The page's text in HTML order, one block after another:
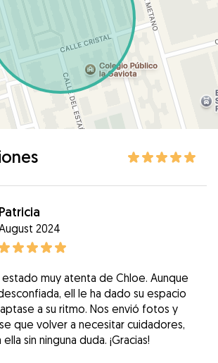
Patricia
2024
estado muy atenta de Chloe. Aunque
ell le ha dado su espacio
a su ritmo. Nos envió fotos y
que volver a necesitar cuidadores,
sin ninguna duda. ¡Gracias!